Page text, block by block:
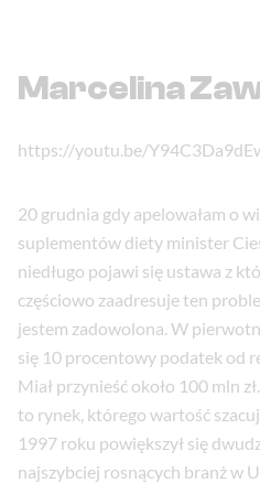
Marcelina
https://youtu.be/
20 grudnia gdy apelowałam o
suplementów diety minister
niedługo pojawi się ustawa z
częściowo zaadresuje ten
jestem zadowolona. W
się 10 procentowy podatek od
Miał przynieść około 100 mln
to rynek, którego wartość
1997 roku powiększył się
najszybciej rosnących branż w